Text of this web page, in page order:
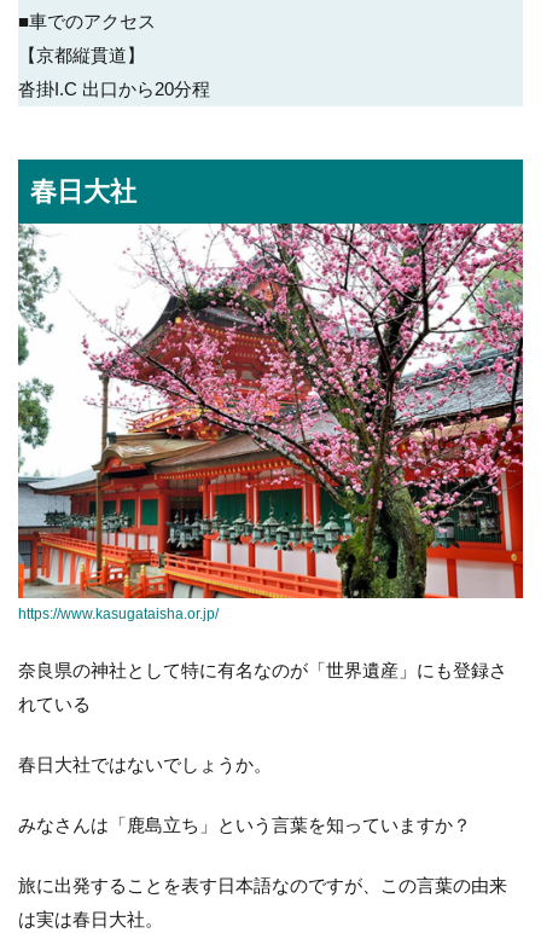
■車でのアクセス
【京都縦貫道】
沓掛I.C 出口から20分程
春日大社
https://www.kasugataisha.or.jp/
奈良県の神社として特に有名なのが「世界遺産」にも登録さ
れている
春日大社ではないでしょうか。
みなさんは「鹿島立ち」という言葉を知っていますか？
旅に出発することを表す日本語なのですが、この言葉の由来
は実は春日大社。